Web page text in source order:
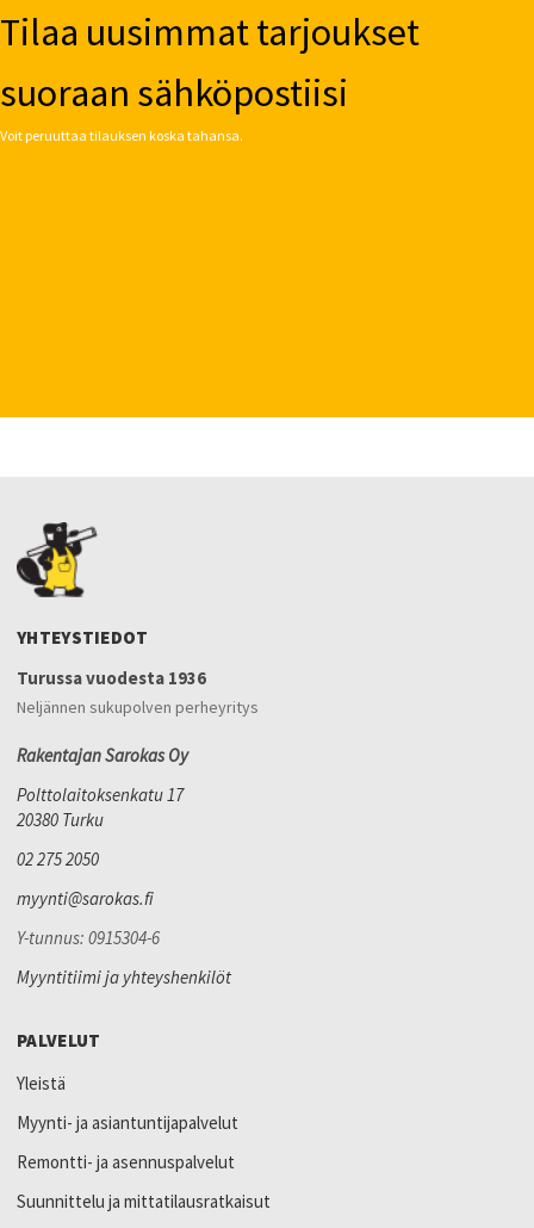
Tilaa uusimmat tarjoukset
suoraan sähköpostiisi
Voit peruuttaa tilauksen koska tahansa.
YHTEYSTIEDOT
Turussa vuodesta 1936
Neljännen sukupolven perheyritys
Rakentajan Sarokas Oy
Polttolaitoksenkatu 17
20380 Turku
02 275 2050
myynti@sarokas.fi
Y-tunnus: 0915304-6
Myyntitiimi ja yhteyshenkilöt
PALVELUT
Yleistä
Myynti- ja asiantuntijapalvelut
Remontti- ja asennuspalvelut
Suunnittelu ja mittatilausratkaisut